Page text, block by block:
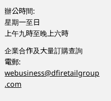
辦公時間:
星期一至日
上午九時至晚上六時
企業合作及大量訂購查詢
電郵:
webusiness@dfiretailgroup
.com